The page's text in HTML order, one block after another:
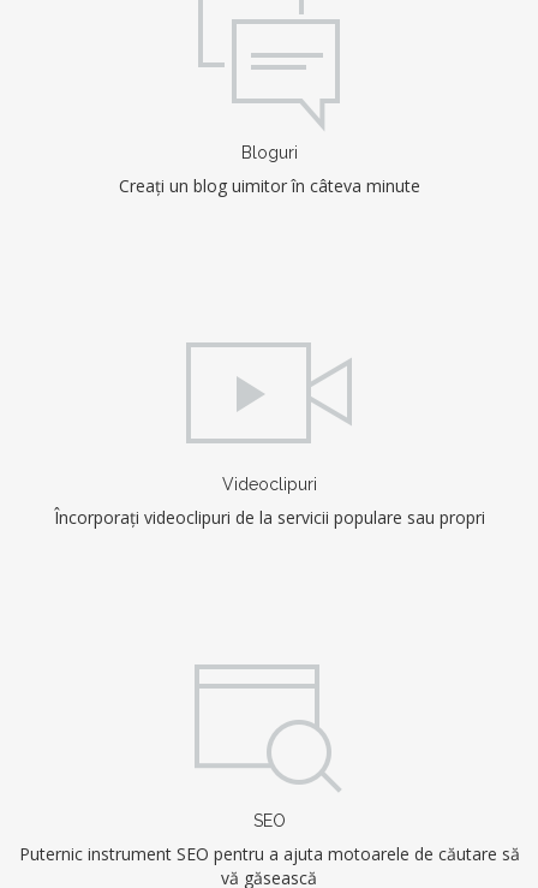
Bloguri
Creați un blog uimitor în câteva minute
Videoclipuri
Încorporați videoclipuri de la servicii populare sau propri
SEO
Puternic instrument SEO pentru a ajuta motoarele de căutare să
vă găsească